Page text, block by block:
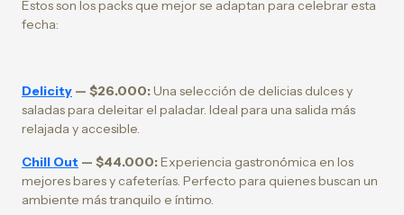
Estos son los packs que mejor se adaptan para celebrar esta
fecha:
Delicity — $26.000:Una selección de delicias dulces y
saladas para deleitar el paladar. Ideal para una salida más
relajada y accesible.
Chill Out — $44.000:Experiencia gastronómica en los
mejores bares y cafeterías. Perfecto para quienes buscan un
ambiente más tranquilo e íntimo.